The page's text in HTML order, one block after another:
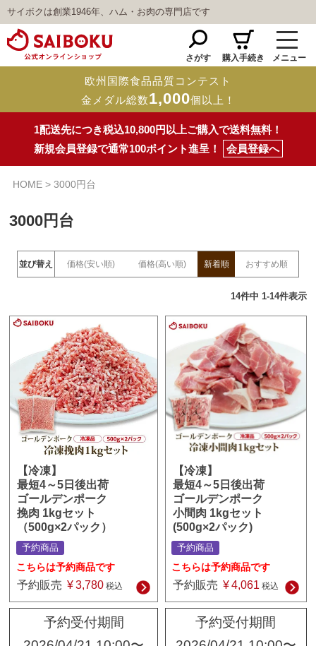
サイボクは創業1946年、ハム・お肉の専門店です
さがす 購入手続き メニュー
欧州国際食品品質コンテスト
金メダル総数1,000個以上！
1配送先につき税込10,800円以上ご購入で送料無料！
新規会員登録で通常100ポイント進呈！
会員登録へ
HOME 3000円台
3000円台
並び替え 価格(安い順) 価格(高い順) 新着順 おすすめ順
14件中 1-14件表示
【冷凍】
最短4～5日後出荷
ゴールデンポーク
挽肉 1kgセット
（500g×2パック）
予約商品
こちらは予約商品です
予約販売 ¥ 3,780 税込
予約受付期間
【冷凍】
最短4～5日後出荷
ゴールデンポーク
小間肉 1kgセット
(500g×2パック)
予約商品
こちらは予約商品です
予約販売 ¥4,061 税込
予約受付期間